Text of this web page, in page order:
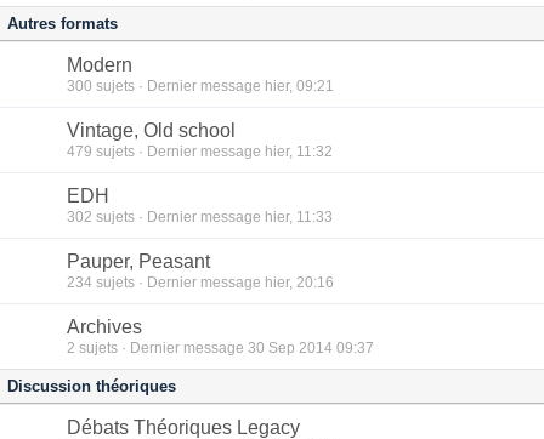
Autres formats
Modern
300 sujets · Dernier message hier, 09:21
Vintage, Old school
479 sujets · Dernier message hier, 11:32
EDH
302 sujets · Dernier message hier, 11:33
Pauper, Peasant
234 sujets · Dernier message hier, 20:16
Archives
2 sujets · Dernier message 30 Sep 2014 09:37
Discussion théoriques
Débats Théoriques Legacy